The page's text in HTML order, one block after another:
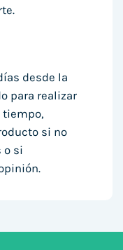
desde la
para realizar
tiempo,
si no
o si